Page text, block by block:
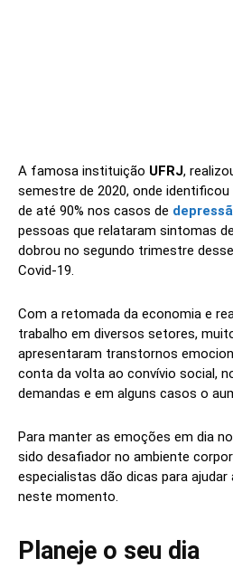
A famosa instituição UFRJ,
semestre de 2020, onde
de até 90% nos casos de
pessoas que relataram sintomas de
dobrou no segundo trimestre
Covid-19.
Com a retomada da economia e
trabalho em diversos setores,
apresentaram transtornos
conta da volta ao convívio social,
demandas e em alguns casos o
Para manter as emoções em dia
sido desafiador no ambiente
especialistas dão dicas para
neste momento.
Planeje o seu dia